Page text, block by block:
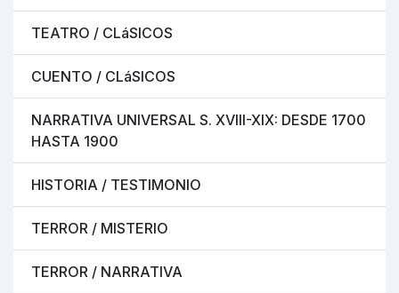
TEATRO / CLáSICOS
CUENTO / CLáSICOS
NARRATIVA UNIVERSAL S. XVIII-XIX: DESDE 1700
HASTA 1900
HISTORIA / TESTIMONIO
TERROR / MISTERIO
TERROR / NARRATIVA